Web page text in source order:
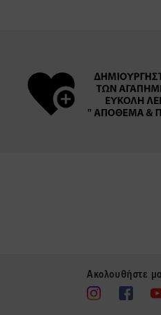
Ακολουθήστε